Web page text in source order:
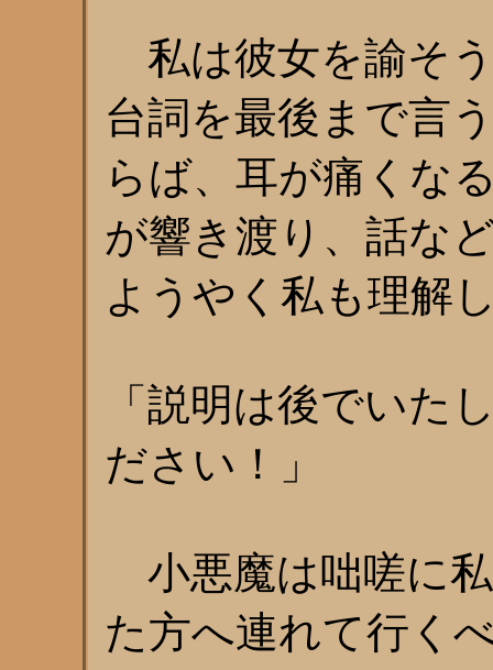
私は彼女を諭そ
台詞を最後まで言
らば、耳が痛くな
が響き渡り、話な
ようやく私も理解
「説明は後でい
ださい！」
小悪魔は咄嗟に
た方へ連れて行く